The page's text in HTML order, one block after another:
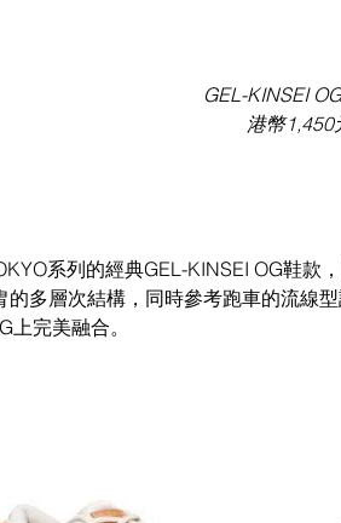
GEL-KINSEI
港幣1,450
系列的經典GEL-KINSEI OG鞋
的多層次結構，同時參考跑車的流線
上完美融合。